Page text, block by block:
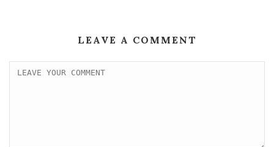
LEAVE A COMMENT